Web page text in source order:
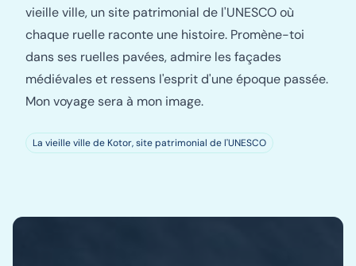
vieille ville, un site patrimonial de l'UNESCO où
chaque ruelle raconte une histoire. Promène-toi
dans ses ruelles pavées, admire les façades
médiévales et ressens l'esprit d'une époque passée.
Mon voyage sera à mon image.
La vieille ville de Kotor, site patrimonial de l'UNESCO